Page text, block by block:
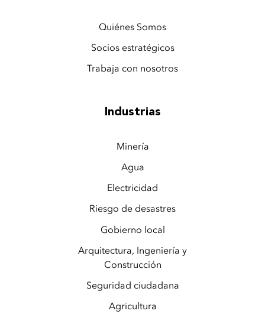
Quiénes Somos
Socios estratégicos
Trabaja con nosotros
Industrias
Minería
Agua
Electricidad
Riesgo de desastres
Gobierno local
Arquitectura, Ingeniería y
Construcción
Seguridad ciudadana
Agricultura